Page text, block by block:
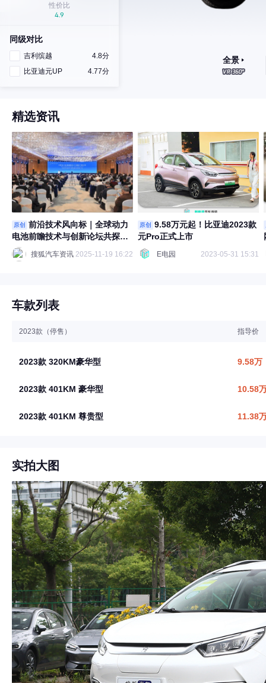
同级对比
吉利缤越
4.8分
比亚迪元UP
4.77分
全景
精选资讯
原创
前沿技术风向标｜全球动力
电池前瞻技术与创新论坛共探产
业未来
搜狐汽车资讯 2025-11-19 16:22
原创
9.58万元起！比亚迪2023款
元Pro正式上市
E电园 2023-05-31 15:31
车款列表
2023款（停售） 指导价
2023款 320KM豪华型 9.58万
2023款 401KM 豪华型 10.58
2023款 401KM 尊贵型 11.38
实拍大图